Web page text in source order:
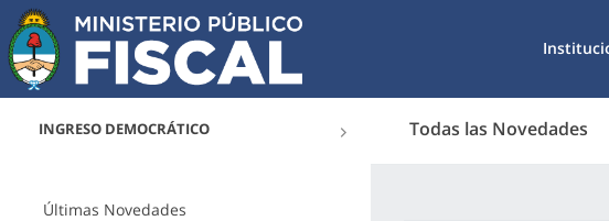
INGRESO DEMOCRÁTICO Todas las Novedades
Últimas Novedades